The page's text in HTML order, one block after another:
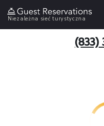
Niezależna sieć turystyczna
(833)